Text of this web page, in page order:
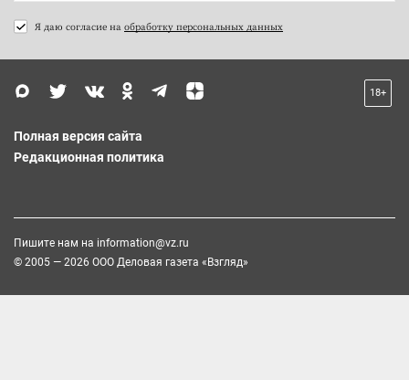
Я даю согласие на обработку персональных данных
18+
Полная версия сайта
Редакционная политика
Пишите нам на information@vz.ru
© 2005 — 2026 ООО Деловая газета «Взгляд»